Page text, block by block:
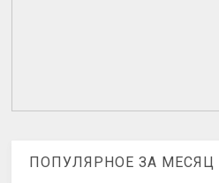
ПОПУЛЯРНОЕ ЗА МЕСЯЦ